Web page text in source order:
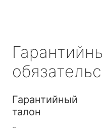
Гарантийный
талон